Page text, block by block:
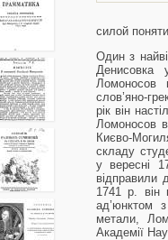
силой
Один з
Денисовка
Ломоносов
слов’яно-
рік він
Ломоносов
Києво-
складу
у вересні
відправили
1741 р. він
ад’юнктом
метали,
Академії